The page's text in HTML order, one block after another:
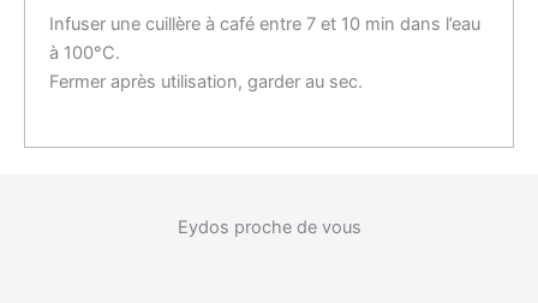
Infuser une cuillère à café entre 7 et 10 min dans l’eau
à 100°C.
Fermer après utilisation, garder au sec.
Eydos proche de vous